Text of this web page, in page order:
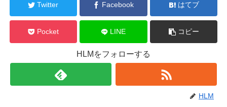
Twitter Facebook はてブ
Pocket LINE コピー
HLMをフォローする
HLM